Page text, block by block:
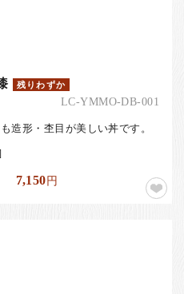
残りわずか
LC-YMMO-DB-001
造形・杢目が美しい丼です。
7,150円